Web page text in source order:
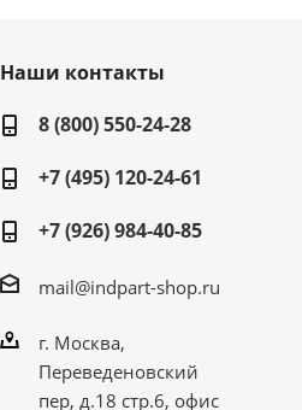
Наши контакты
8 (800) 550-24-28
+7 (495) 120-24-61
+7 (926) 984-40-85
mail@indpart-shop.ru
г. Москва,
Переведеновский
пер, д.18 стр.6, офис